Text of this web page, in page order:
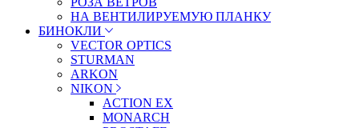
НА ВЕНТИЛИРУЕМУЮ ПЛАНКУ
БИНОКЛИ
VECTOR OPTICS
STURMAN
ARKON
NIKON
ACTION EX
MONARCH